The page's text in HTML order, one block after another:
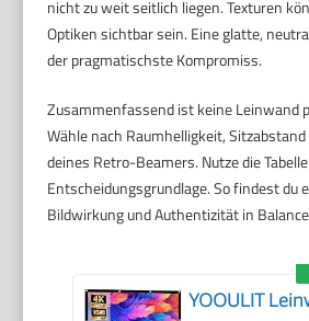
nicht zu weit seitlich liegen. Texturen
Optiken sichtbar sein. Eine glatte,
der pragmatischste Kompromiss.
Zusammenfassend ist keine Leinwand
Wähle nach Raumhelligkeit,
deines Retro-Beamers. Nutze die
Entscheidungsgrundlage. So findest du
Bildwirkung und Authentizität in
YOOULIT